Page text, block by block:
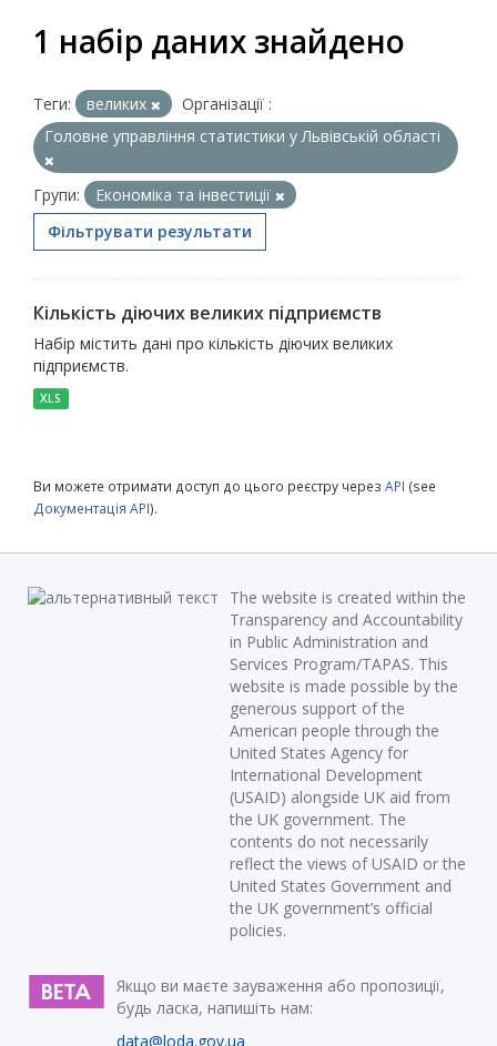
1 набір даних знайдено
Теги: великих
Організації :
Головне управління статистики у Львівській області
Групи:
Економіка та інвестиції
Фільтрувати результати
Кількість діючих великих підприємств
Набір містить дані про кількість діючих великих
підприємств.
XLS
Ви можете отримати доступ до цього реєстру через API (see
Документація API).
The website is created within the
Transparency and Accountability
in Public Administration and
Services Program/TAPAS. This
website is made possible by the
generous support of the
American people through the
United States Agency for
International Development
(USAID) alongside UK aid from
the UK government. The
contents do not necessarily
reflect the views of USAID or the
United States Government and
the UK government’s official
policies.
Якщо ви маєте зауваження або пропозиції,
будь ласка, напишіть нам:
data@loda.gov.ua